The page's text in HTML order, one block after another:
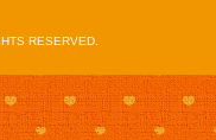
RESERVED.